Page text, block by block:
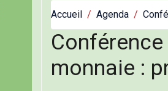
Accueil Agenda
monnaie :